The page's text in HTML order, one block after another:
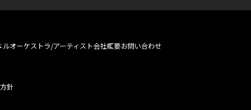
ルオーケストラ/アーティスト会社概要お問い合わせ
針